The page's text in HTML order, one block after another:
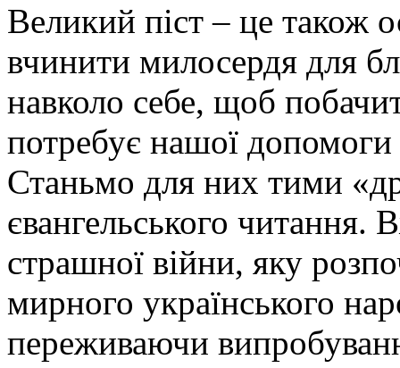
Великий піст – це також
вчинити милосердя для
навколо себе, щоб
потребує нашої допомоги
Станьмо для них тими
євангельського читання.
страшної війни, яку
мирного українського
переживаючи